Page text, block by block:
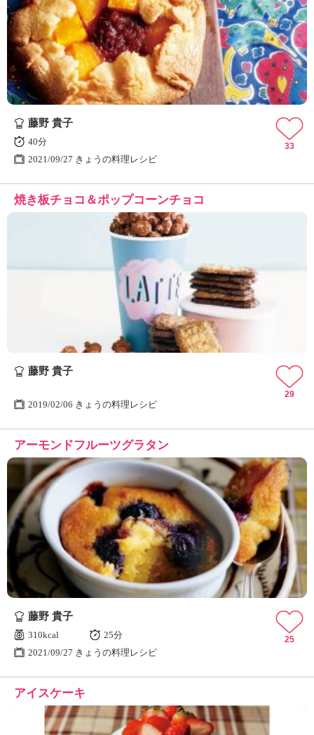
藤野 貴子
40分
2021/09/27 きょうの料理レシピ
33
焼き板チョコ＆ポップコーンチョコ
藤野 貴子
2019/02/06 きょうの料理レシピ
29
アーモンドフルーツグラタン
藤野 貴子
310kcal
25分
2021/09/27 きょうの料理レシピ
25
アイスケーキ